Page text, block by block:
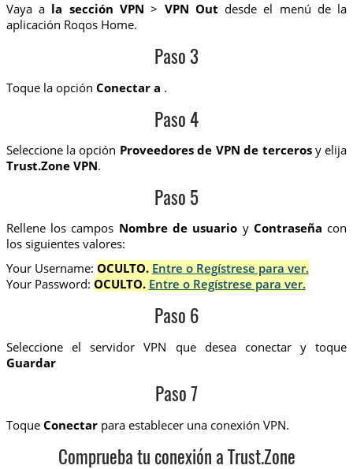
Vaya a la sección VPN > VPN Out desde el menú de la
aplicación Roqos Home.
Paso 3
Toque la opción Conectar a .
Paso 4
Seleccione la opción Proveedores de VPN de tercerosy elija
Trust.Zone VPN.
Paso 5
Rellene los campos Nombre de usuario yContraseña con
los siguientes valores:
Your Username: OCULTO. Entre o Regístrese para ver.
Your Password: OCULTO. Entre o Regístrese para ver.
Paso 6
Seleccione el servidor VPN que desea conectar y toque
Guardar
Paso 7
Toque Conectarpara establecer una conexión VPN.
Comprueba tu conexión a Trust.Zone